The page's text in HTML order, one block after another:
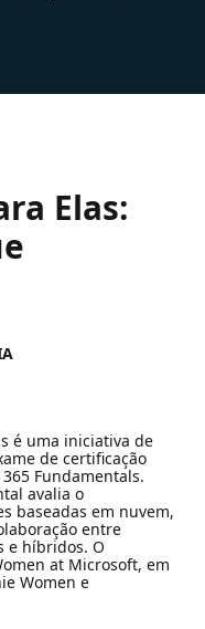
Elas:
é uma iniciativa de
de certificação
Fundamentals.
avalia o
baseadas em nuvem,
entre
e híbridos. O
at Microsoft, em
Women e